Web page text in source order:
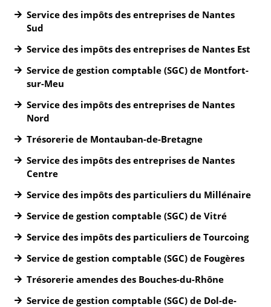
Service des impôts des entreprises de Nantes
Sud
Service des impôts des entreprises de Nantes Est
Service de gestion comptable (SGC) de Montfort-
sur-Meu
Service des impôts des entreprises de Nantes
Nord
Trésorerie de Montauban-de-Bretagne
Service des impôts des entreprises de Nantes
Centre
Service des impôts des particuliers du Millénaire
Service de gestion comptable (SGC) de Vitré
Service des impôts des particuliers de Tourcoing
Service de gestion comptable (SGC) de Fougères
Trésorerie amendes des Bouches-du-Rhône
Service de gestion comptable (SGC) de Dol-de-